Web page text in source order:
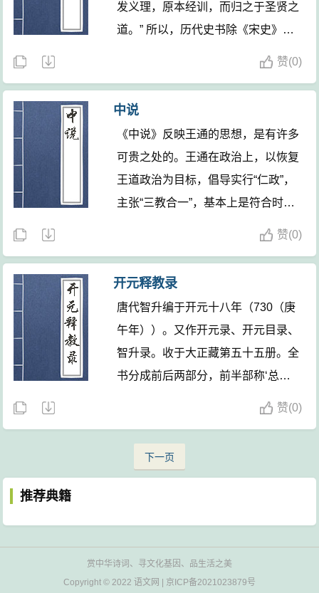
发义理，原本经训，而归之于圣贤之
道。” 所以，历代史书除《宋史》将
《民数》十篇为下卷。又《群书治
要》辑有《中论》逸文《复三年
丧》、《制役》两篇，今本《中论》
多附录之，可见今本《中论》已非完
本。通过分析历代官私书目对《中
论》一书的著录情况，可知该书是在
宋代出现残阙情况的。
赞(0)
中说
《中说》反映王通的思想，是有许多
可贵之处的。王通在政治上，以恢复
王道政治为目标，倡导实行“仁政”，
主张“三教合一”，基本上是符合时代
的思想，表现了朴素唯物主义的倾向
和主变思想。
赞(0)
开元释教录
唐代智升编于开元十八年（730（庚
午年））。又作开元录、开元目录、
智升录。收于大正藏第五十五册。全
书分成前后两部分，前半部称‘总括
自东汉明帝永平十年（67）至唐代开
元十八年，凡六六四年间，一七六名
赞(0)
下一页
推荐典籍
赏中华诗词、寻文化基因、品生活之美
Copyright © 2022 语文网 京ICP备2021023879号